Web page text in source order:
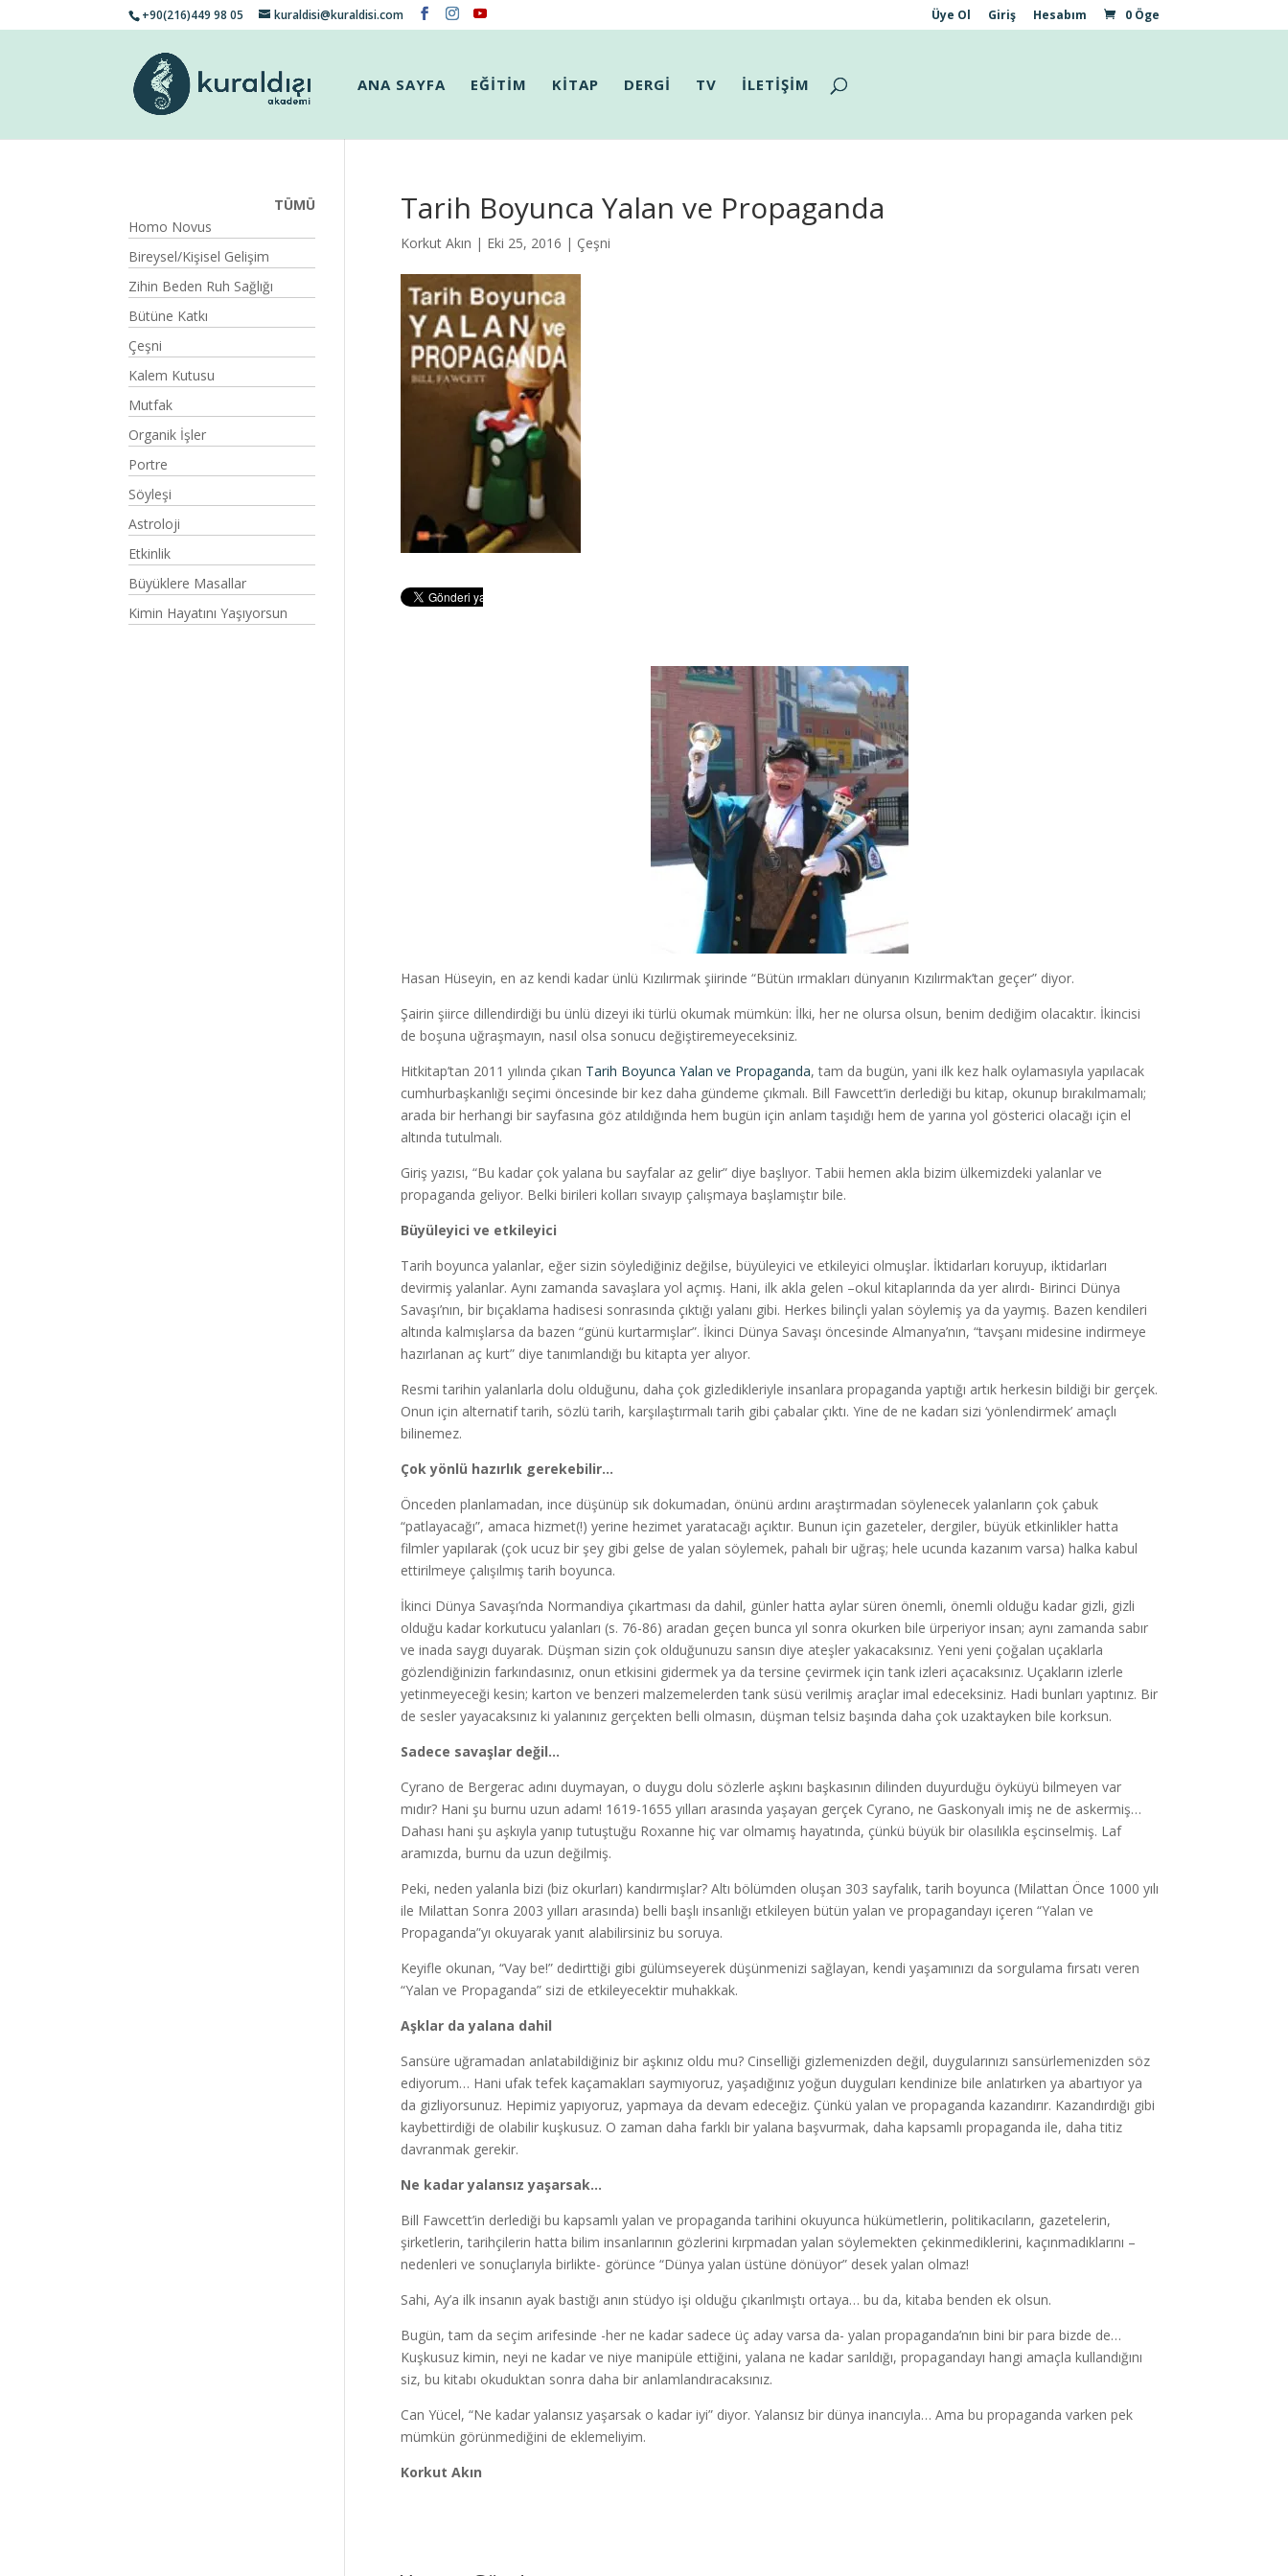
+90(216)449 98 05 kuraldisi@kuraldisi.com Üye Ol Giriş Hesabım 0 Öge
ANA SAYFA EĞİTİM KİTAP DERGİ TV İLETİŞİM
Tarih Boyunca Yalan ve Propaganda
Korkut Akın | Eki 25, 2016 | Çeşni
Hasan Hüseyin, en az kendi kadar ünlü Kızılırmak şiirinde “Bütün ırmakları dünyanın Kızılırmak’tan geçer” diyor.
Şairin şiirce dillendirdiği bu ünlü dizeyi iki türlü okumak mümkün: İlki, her ne olursa olsun, benim dediğim olacaktır. İkincisi
de boşuna uğraşmayın, nasıl olsa sonucu değiştiremeyeceksiniz.
Hitkitap’tan 2011 yılında çıkan Tarih Boyunca Yalan ve Propaganda, tam da bugün, yani ilk kez halk oylamasıyla yapılacak
cumhurbaşkanlığı seçimi öncesinde bir kez daha gündeme çıkmalı. Bill Fawcett’in derlediği bu kitap, okunup bırakılmamalı;
arada bir herhangi bir sayfasına göz atıldığında hem bugün için anlam taşıdığı hem de yarına yol gösterici olacağı için el
altında tutulmalı.
Giriş yazısı, “Bu kadar çok yalana bu sayfalar az gelir” diye başlıyor. Tabii hemen akla bizim ülkemizdeki yalanlar ve
propaganda geliyor. Belki birileri kolları sıvayıp çalışmaya başlamıştır bile.
Büyüleyici ve etkileyici
Tarih boyunca yalanlar, eğer sizin söylediğiniz değilse, büyüleyici ve etkileyici olmuşlar. İktidarları koruyup, iktidarları
devirmiş yalanlar. Aynı zamanda savaşlara yol açmış. Hani, ilk akla gelen –okul kitaplarında da yer alırdı- Birinci Dünya
Savaşı’nın, bir bıçaklama hadisesi sonrasında çıktığı yalanı gibi. Herkes bilinçli yalan söylemiş ya da yaymış. Bazen kendileri
altında kalmışlarsa da bazen “günü kurtarmışlar”. İkinci Dünya Savaşı öncesinde Almanya’nın, “tavşanı midesine indirmeye
hazırlanan aç kurt” diye tanımlandığı bu kitapta yer alıyor.
Resmi tarihin yalanlarla dolu olduğunu, daha çok gizledikleriyle insanlara propaganda yaptığı artık herkesin bildiği bir gerçek.
Onun için alternatif tarih, sözlü tarih, karşılaştırmalı tarih gibi çabalar çıktı. Yine de ne kadarı sizi ‘yönlendirmek’ amaçlı
bilinemez.
Çok yönlü hazırlık gerekebilir…
Önceden planlamadan, ince düşünüp sık dokumadan, önünü ardını araştırmadan söylenecek yalanların çok çabuk
“patlayacağı”, amaca hizmet(!) yerine hezimet yaratacağı açıktır. Bunun için gazeteler, dergiler, büyük etkinlikler hatta
filmler yapılarak (çok ucuz bir şey gibi gelse de yalan söylemek, pahalı bir uğraş; hele ucunda kazanım varsa) halka kabul
ettirilmeye çalışılmış tarih boyunca.
İkinci Dünya Savaşı’nda Normandiya çıkartması da dahil, günler hatta aylar süren önemli, önemli olduğu kadar gizli, gizli
olduğu kadar korkutucu yalanları (s. 76-86) aradan geçen bunca yıl sonra okurken bile ürperiyor insan; aynı zamanda sabır
ve inada saygı duyarak. Düşman sizin çok olduğunuzu sansın diye ateşler yakacaksınız. Yeni yeni çoğalan uçaklarla
gözlendiğinizin farkındasınız, onun etkisini gidermek ya da tersine çevirmek için tank izleri açacaksınız. Uçakların izlerle
yetinmeyeceği kesin; karton ve benzeri malzemelerden tank süsü verilmiş araçlar imal edeceksiniz. Hadi bunları yaptınız. Bir
de sesler yayacaksınız ki yalanınız gerçekten belli olmasın, düşman telsiz başında daha çok uzaktayken bile korksun.
Sadece savaşlar değil…
Cyrano de Bergerac adını duymayan, o duygu dolu sözlerle aşkını başkasının dilinden duyurduğu öyküyü bilmeyen var
mıdır? Hani şu burnu uzun adam! 1619-1655 yılları arasında yaşayan gerçek Cyrano, ne Gaskonyalı imiş ne de askermiş…
Dahası hani şu aşkıyla yanıp tutuştuğu Roxanne hiç var olmamış hayatında, çünkü büyük bir olasılıkla eşcinselmiş. Laf
aramızda, burnu da uzun değilmiş.
Peki, neden yalanla bizi (biz okurları) kandırmışlar? Altı bölümden oluşan 303 sayfalık, tarih boyunca (Milattan Önce 1000 yılı
ile Milattan Sonra 2003 yılları arasında) belli başlı insanlığı etkileyen bütün yalan ve propagandayı içeren “Yalan ve
Propaganda”yı okuyarak yanıt alabilirsiniz bu soruya.
Keyifle okunan, “Vay be!” dedirttiği gibi gülümseyerek düşünmenizi sağlayan, kendi yaşamınızı da sorgulama fırsatı veren
“Yalan ve Propaganda” sizi de etkileyecektir muhakkak.
Aşklar da yalana dahil
Sansüre uğramadan anlatabildiğiniz bir aşkınız oldu mu? Cinselliği gizlemenizden değil, duygularınızı sansürlemenizden söz
ediyorum… Hani ufak tefek kaçamakları saymıyoruz, yaşadığınız yoğun duyguları kendinize bile anlatırken ya abartıyor ya
da gizliyorsunuz. Hepimiz yapıyoruz, yapmaya da devam edeceğiz. Çünkü yalan ve propaganda kazandırır. Kazandırdığı gibi
kaybettirdiği de olabilir kuşkusuz. O zaman daha farklı bir yalana başvurmak, daha kapsamlı propaganda ile, daha titiz
davranmak gerekir.
Ne kadar yalansız yaşarsak…
Bill Fawcett’in derlediği bu kapsamlı yalan ve propaganda tarihini okuyunca hükümetlerin, politikacıların, gazetelerin,
şirketlerin, tarihçilerin hatta bilim insanlarının gözlerini kırpmadan yalan söylemekten çekinmediklerini, kaçınmadıklarını –
nedenleri ve sonuçlarıyla birlikte- görünce “Dünya yalan üstüne dönüyor” desek yalan olmaz!
Sahi, Ay’a ilk insanın ayak bastığı anın stüdyo işi olduğu çıkarılmıştı ortaya… bu da, kitaba benden ek olsun.
Bugün, tam da seçim arifesinde -her ne kadar sadece üç aday varsa da- yalan propaganda’nın bini bir para bizde de…
Kuşkusuz kimin, neyi ne kadar ve niye manipüle ettiğini, yalana ne kadar sarıldığı, propagandayı hangi amaçla kullandığını
siz, bu kitabı okuduktan sonra daha bir anlamlandıracaksınız.
Can Yücel, “Ne kadar yalansız yaşarsak o kadar iyi” diyor. Yalansız bir dünya inancıyla… Ama bu propaganda varken pek
mümkün görünmediğini de eklemeliyim.
Korkut Akın
TÜMÜ
Homo Novus
Bireysel/Kişisel Gelişim
Zihin Beden Ruh Sağlığı
Bütüne Katkı
Çeşni
Kalem Kutusu
Mutfak
Organik İşler
Portre
Söyleşi
Astroloji
Etkinlik
Büyüklere Masallar
Kimin Hayatını Yaşıyorsun